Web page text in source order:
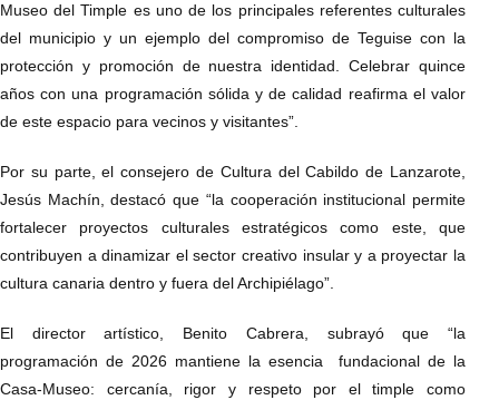
Museo del Timple es uno de los principales referentes culturales
del municipio y un ejemplo del compromiso de Teguise con la
protección y promoción de nuestra identidad. Celebrar quince
años con una programación sólida y de calidad reafirma el valor
de este espacio para vecinos y visitantes”.
Por su parte, el consejero de Cultura del Cabildo de Lanzarote,
Jesús Machín, destacó que “la cooperación institucional permite
fortalecer proyectos culturales estratégicos como este, que
contribuyen a dinamizar el sector creativo insular y a proyectar la
cultura canaria dentro y fuera del Archipiélago”.
El director artístico, Benito Cabrera, subrayó que “la
programación de 2026 mantiene la esencia fundacional de la
Casa-Museo: cercanía, rigor y respeto por el timple como